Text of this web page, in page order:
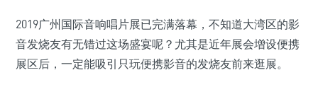
2019广州国际音响唱片展已完满落幕，不知道大湾区的影
音发烧友有无错过这场盛宴呢？尤其是近年展会增设便携
展区后，一定能吸引只玩便携影音的发烧友前来逛展。